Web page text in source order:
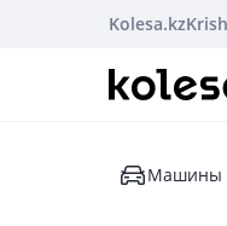
Kolesa.kz
Машины